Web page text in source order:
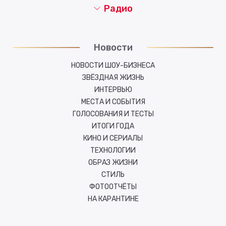
Новости
НОВОСТИ ШОУ-БИЗНЕСА
ЗВЁЗДНАЯ ЖИЗНЬ
ИНТЕРВЬЮ
МЕСТА И СОБЫТИЯ
ГОЛОСОВАНИЯ И ТЕСТЫ
ИТОГИ ГОДА
КИНО И СЕРИАЛЫ
ТЕХНОЛОГИИ
ОБРАЗ ЖИЗНИ
СТИЛЬ
ФОТООТЧЁТЫ
НА КАРАНТИНЕ
Радио